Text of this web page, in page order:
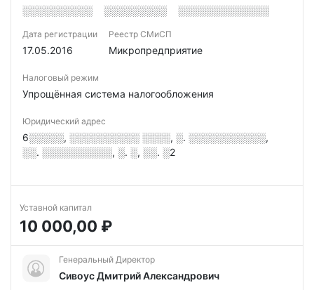
░░░░░░░░░░ ░░░░░░░░░ ░░░░░░░░░░░░░
Дата регистрации
17.05.2016
Реестр СМиСП
Микропредприятие
Налоговый режим
Упрощённая система налогообложения
Юридический адрес
6░░░░░, ░░░░░░░░░░ ░░░░, ░. ░░░░░░░░░░░,
░░. ░░░░░░░░░░, ░. ░, ░░. ░2
Уставной капитал
10 000,00 ₽
Генеральный Директор
Сивоус Дмитрий Александрович